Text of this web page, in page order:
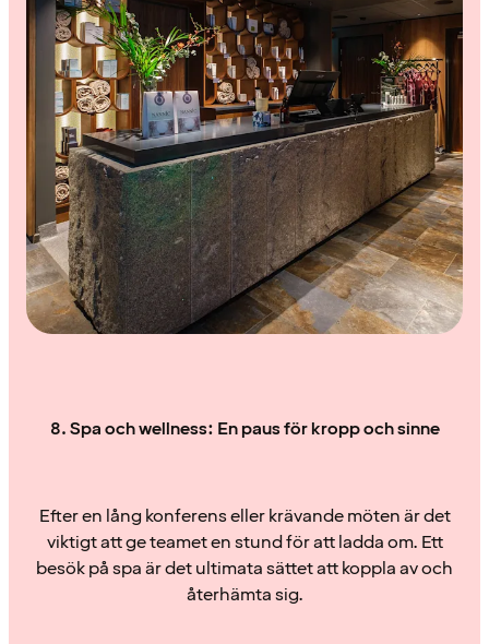
8. Spa och wellness: En paus för kropp och sinne
Efter en lång konferens eller krävande möten är det
viktigt att ge teamet en stund för att ladda om. Ett
besök på spa är det ultimata sättet att koppla av och
återhämta sig.